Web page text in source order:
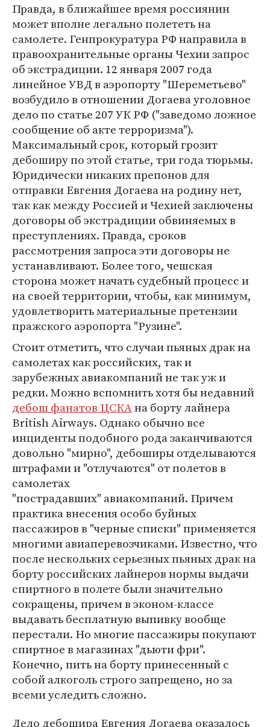
Правда, в ближайшее время россиянин
может вполне легально полететь на
самолете. Генпрокуратура РФ направила в
правоохранительные органы Чехии запрос
об экстрадиции. 12 января 2007 года
линейное УВД в аэропорту "Шереметьево"
возбудило в отношении Догаева уголовное
дело по статье 207 УК РФ ("заведомо ложное
сообщение об акте терроризма").
Максимальный срок, который грозит
дебоширу по этой статье, три года тюрьмы.
Юридически никаких препонов для
отправки Евгения Догаева на родину нет,
так как между Россией и Чехией заключены
договоры об экстрадиции обвиняемых в
преступлениях. Правда, сроков
рассмотрения запроса эти договоры не
устанавливают. Более того, чешская
сторона может начать судебный процесс и
на своей территории, чтобы, как минимум,
удовлетворить материальные претензии
пражского аэропорта "Рузине".
Стоит отметить, что случаи пьяных драк на
самолетах как российских, так и
зарубежных авиакомпаний не так уж и
редки. Можно вспомнить хотя бы недавний
дебош фанатов ЦСКАна борту лайнера
British Airways. Однако обычно все
инциденты подобного рода заканчиваются
довольно "мирно", дебоширы отделываются
штрафами и "отлучаются" от полетов в
самолетах
"пострадавших" авиакомпаний. Причем
практика внесения особо буйных
пассажиров в "черные списки" применяется
многими авиаперевозчиками. Известно, что
после нескольких серьезных пьяных драк на
борту российских лайнеров нормы выдачи
спиртного в полете были значительно
сокращены, причем в эконом-классе
выдавать бесплатную выпивку вообще
перестали. Но многие пассажиры покупают
спиртное в магазинах "дьюти фри".
Конечно, пить на борту принесенный с
собой алкоголь строго запрещено, но за
всеми уследить сложно.
Дело дебошира Евгения Догаева оказалось